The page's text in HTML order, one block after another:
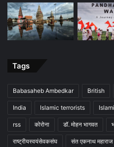
Tags
Babasaheb Ambedkar British
India Islamic terrorists
rss कोरोना डॉ. मोहन भागवत
राष्ट्रीयस्वयंसेवकसंघ संत एकनाथ महाराज